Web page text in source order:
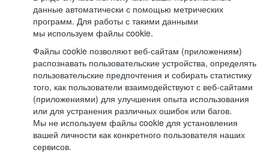
данные автоматически с помощью метрических
программ. Для работы с такими данными
мы используем файлы cookie.
Файлы cookie позволяют веб-сайтам (приложениям)
распознавать пользовательские устройства, определять
пользовательские предпочтения и собирать статистику
того, как пользователи взаимодействуют с веб-сайтами
(приложениями) для улучшения опыта использования
или для устранения различных ошибок или багов.
Мы не используем файлы cookie для установления
вашей личности как конкретного пользователя наших
сервисов.